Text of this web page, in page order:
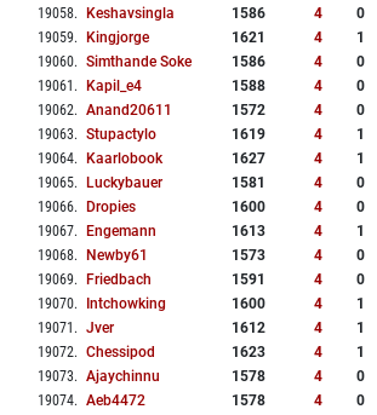
19058. Keshavsingla 1586 4
0
19059. Kingjorge 1621 4
1
19060. Simthande Soke 1586 4
0
19061 . Kapil_e4 1588 4
0
19062. Anand20611 1572 4
0
19063. Stupactylo 1619 4
1
19064. Kaarlobook 1627 4
1
19065. Luckybauer 1581 4
0
19066. Dropies 1600 4
0
19067. Engemann 1613 4
1
19068. Newby61 1573 4
0
19069. Friedbach 1591 4
0
19070. Intchowking 1600 4
1
19071 . Jver 1612 4
1
19072. Chessipod 1623 4
1
19073. Ajaychinnu 1578 4
0
19074. Aeb4472 1578 4
0